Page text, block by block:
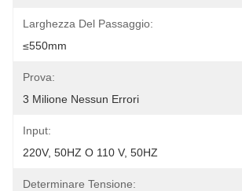
Larghezza Del Passaggio:
≤550mm
Prova:
3 Milione Nessun Errori
Input:
220V, 50HZ O 110 V, 50HZ
Determinare Tensione: